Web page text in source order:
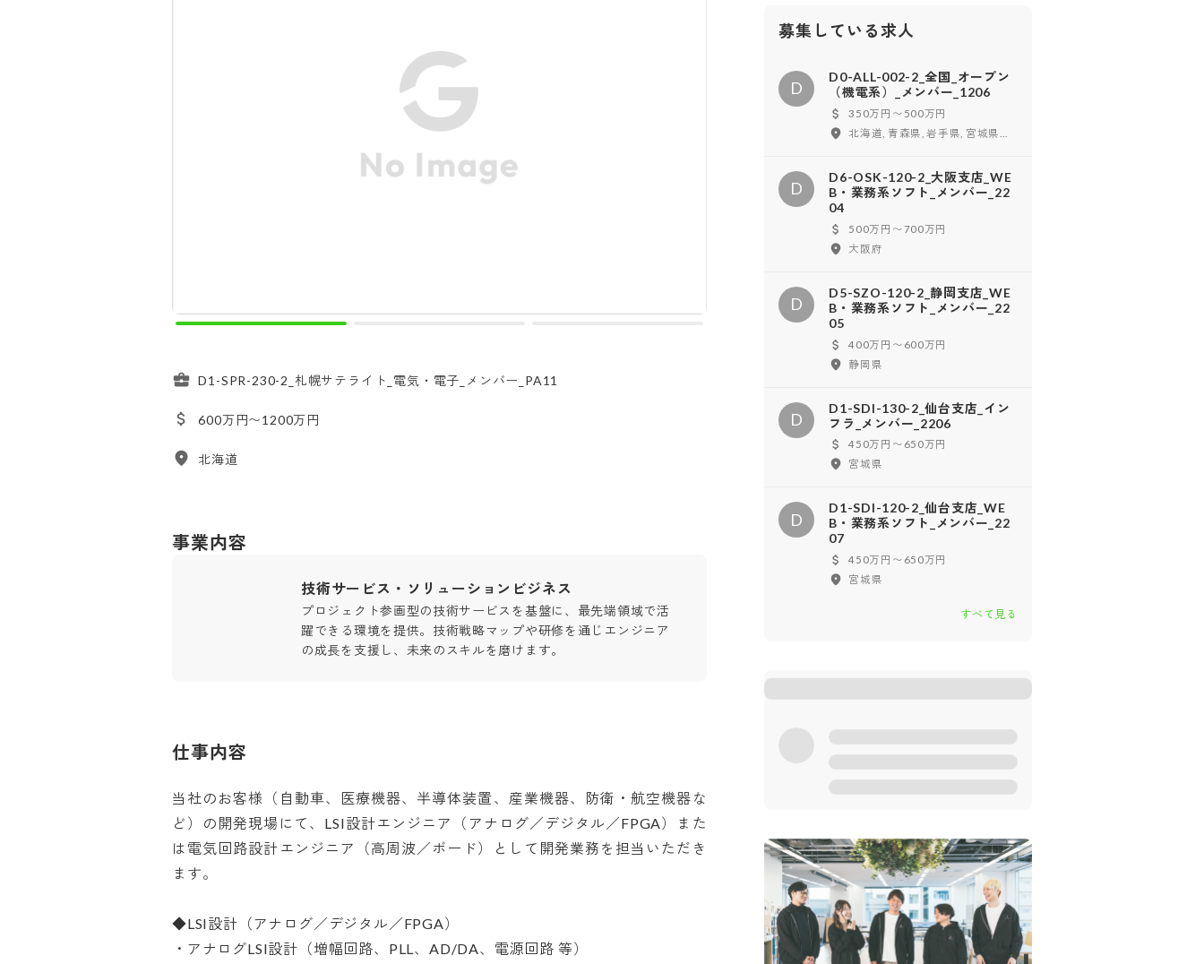
D1-SPR-230-2_札幌サテライト_電気・電子_メンバー_PA11
600万円〜1200万円
北海道
事業内容
技術サービス・ソリューションビジネス
プロジェクト参画型の技術サービスを基盤に、最先端領域で活
躍できる環境を提供。技術戦略マップや研修を通じエンジニア
の成長を支援し、未来のスキルを磨けます。
仕事内容
当社のお客様（自動車、医療機器、半導体装置、産業機器、防衛・航空機器な
ど）の開発現場にて、LSI設計エンジニア（アナログ／デジタル／FPGA）また
は電気回路設計エンジニア（高周波／ボード）として開発業務を担当いただき
ます。
◆LSI設計（アナログ／デジタル／FPGA）
・アナログLSI設計（増幅回路、PLL、AD/DA、電源回路 等）
募集している求人
D
D0-ALL-002-2_全国_オープン
（機電系）_メンバー_1206
350万円〜500万円
D
D6-OSK-120-2_大阪支店_WE
B・業務系ソフト_メンバー_22
04
500万円〜700万円
大阪府
D
D5-SZO-120-2_静岡支店_WE
B・業務系ソフト_メンバー_22
05
400万円〜600万円
静岡県
D
D1-SDI-130-2_仙台支店_イン
フラ_メンバー_2206
450万円〜650万円
宮城県
D
D1-SDI-120-2_仙台支店_WE
B・業務系ソフト_メンバー_22
07
450万円〜650万円
宮城県
すべて見る